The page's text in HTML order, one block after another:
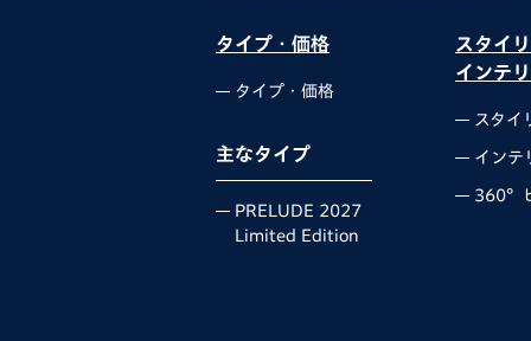
タイプ・価格
タイプ・価格
主なタイプ
PRELUDE 2027
Limited Edition
スタイ
インテ
スタイ
インテ
360°